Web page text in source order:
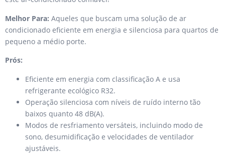
Melhor Para: Aqueles que buscam uma solução de ar
condicionado eficiente em energia e silenciosa para quartos de
pequeno a médio porte.
Prós:
Eficiente em energia com classificação A e usa
refrigerante ecológico R32.
Operação silenciosa com níveis de ruído interno tão
baixos quanto 48 dB(A).
Modos de resfriamento versáteis, incluindo modo de
sono, desumidificação e velocidades de ventilador
ajustáveis.